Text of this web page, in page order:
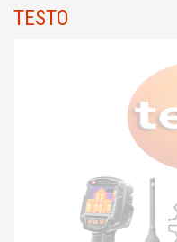
TESTO